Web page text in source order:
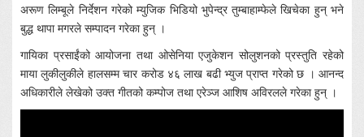
अरूण लिम्बूले निर्देशन गरेको म्युजिक भिडियो भुपेन्द्र तुम्बाहाम्फेले खिचेका हुन् भने
बुद्ध थापा मगरले सम्पादन गरेका हुन् ।
गायिका प्रसाईंको आयोजना तथा ओसेनिया एजुकेशन सोलुशनको प्रस्तुति रहेको
माया लुकीलुकीले हालसम्म चार करोड ४६ लाख बढी भ्युज प्राप्त गरेको छ । आनन्द
अधिकारीले लेखेको उक्त गीतको कम्पोज तथा एरेञ्ज आशिष अविरलले गरेका हुन् ।